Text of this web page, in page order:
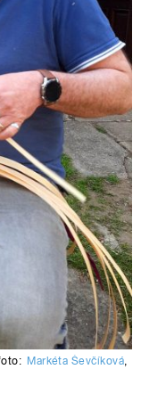
Markéta Ševčíková